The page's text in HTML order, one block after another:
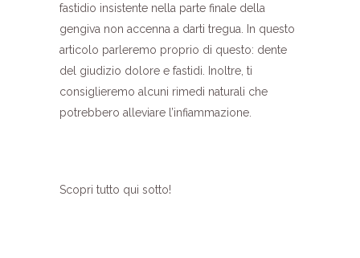
fastidio insistente nella parte finale della
gengiva non accenna a darti tregua. In questo
articolo parleremo proprio di questo: dente
del giudizio dolore e fastidi. Inoltre, ti
consiglieremo alcuni rimedi naturali che
potrebbero alleviare l’infiammazione.
Scopri tutto qui sotto!